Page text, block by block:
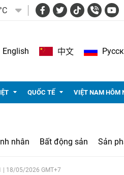
English 中文
QUỐC TẾ VIỆT NAM HÔM
nhân Bất động sản Sản
| 18/05/2026 GMT+7